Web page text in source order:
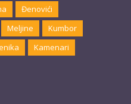
Đenovići
Meljine
Kumbor
Kamenari